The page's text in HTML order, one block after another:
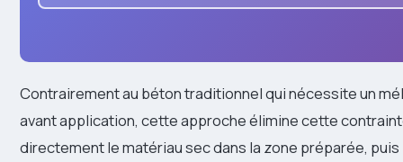
Contrairement au béton traditionnel qui nécessite un
avant application, cette approche élimine cette
directement le matériau sec dans la zone préparée,